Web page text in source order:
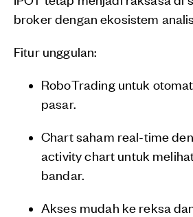
broker dengan ekosistem
Fitur unggulan:
RoboTrading untuk
pasar.
Chart saham real-time
activity chart untuk
bandar.
Akses mudah ke reksa